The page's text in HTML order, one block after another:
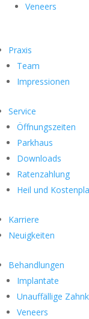
Veneers
Praxis
Team
Impressionen
Service
Öffnungszeiten
Parkhaus
Downloads
Ratenzahlung
Heil und
Karriere
Neuigkeiten
Behandlungen
Implantate
Unauffällige
Veneers